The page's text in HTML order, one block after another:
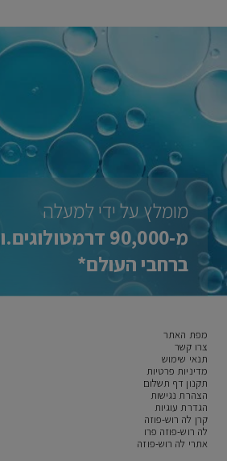
מומלץ על ידי למעלה
מ-90,000 דרמטולוגים.ות
ברחבי העולם*
מפת האתר
צרו קשר
תנאי שימוש
מדיניות פרטיות
תקנון דף תשלום
הצהרת נגישות
הגדרת עוגיות
קרן לה רוש-פוזה
לה רוש-פוזה פרו
אתרי לה רוש-פוזה